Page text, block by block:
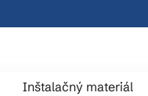
Inštalačný materiál